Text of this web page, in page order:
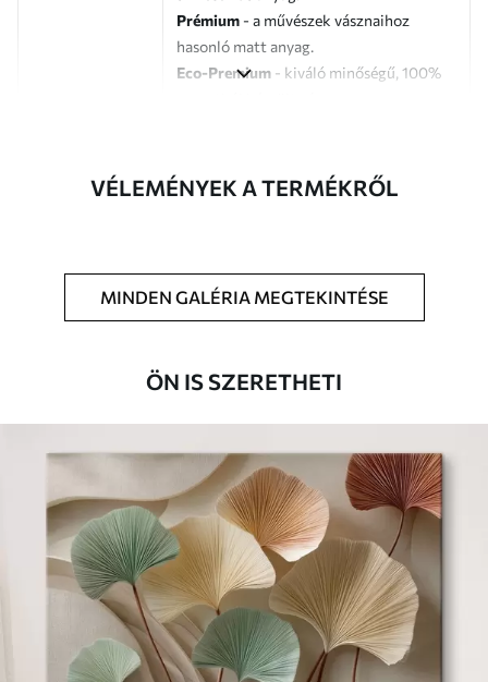
Prémium - a művészek vásznaihoz
hasonló matt anyag.
Eco-Premium - kiváló minőségű, 100%
Cikkszám s47237
Elérhető anyagok
✓Fakulásálló
Biztonságos, szagtalan tinta
✗Vászonhatású felület
✗Környezetbarát anyag
Prémium
Ft
Élénk, gazdag színek
VÉLEMÉNYEK A TERMÉKRŐL
MINDEN GALÉRIA MEGTEKINTÉSE
ÖN IS SZERETHETI